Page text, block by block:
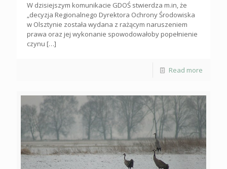
W dzisiejszym komunikacie GDOŚ stwierdza m.in, że
„decyzja Regionalnego Dyrektora Ochrony Środowiska
w Olsztynie została wydana z rażącym naruszeniem
prawa oraz jej wykonanie spowodowałoby popełnienie
czynu […]
Read more